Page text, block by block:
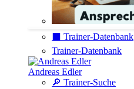
⬛️ Trainer-Datenbank
Trainer-Datenbank
Andreas Edler
🔎 Trainer-Suche